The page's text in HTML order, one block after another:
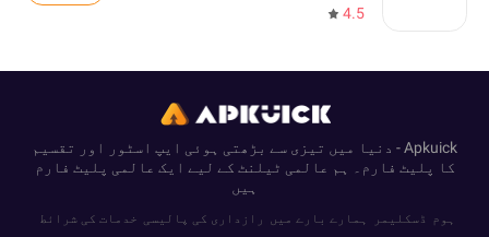
4.5
Apkuick - دنیا میں تیزی سے بڑھتی ہوئی ایپ اسٹور اور تقسیم
کا پلیٹ فارم۔ ہم عالمی ٹیلنٹ کے لیے ایک عالمی پلیٹ فارم
ہیں
ہوم ڈسکلیمر ہمارے بارے میں رازداری کی پالیسی خدمات کی شرائط